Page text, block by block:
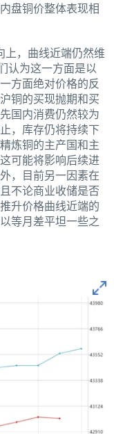
盘铜价整体表现相
上，曲线近端仍然维
认为这一方面是以
方面绝对价格的反
铜的买现抛期和买
国内消费仍然较为
，库存仍将持续下
炼铜的主产国和主
可能将影响后续进
，目前另一因素在
不论商业收储是否
升价格曲线近端的
等月差平坦一些之